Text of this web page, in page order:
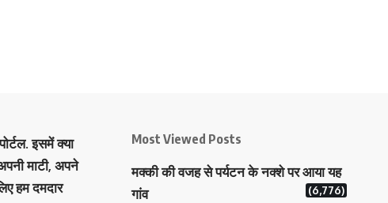
इसमें क्या
माटी, अपने
हम दमदार
Most Viewed Posts
मक्‍की की वजह से पर्यटन के नक्‍शे पर आया यह
गांव
(6,776)